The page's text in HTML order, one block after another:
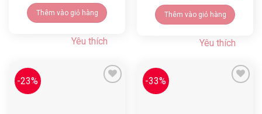
Thêm vào giỏ hàng
Yêu thích
Thêm vào giỏ hàng
Yêu thích
-23% -33%